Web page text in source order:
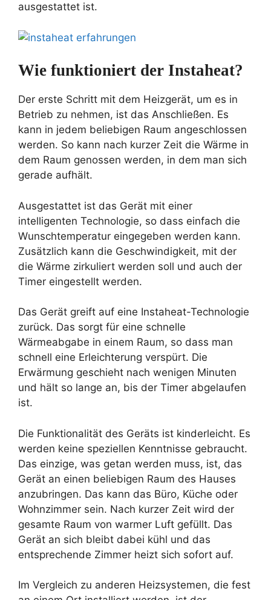
ausgestattet ist.
Wie funktioniert der Instaheat?
Der erste Schritt mit dem Heizgerät, um es in
Betrieb zu nehmen, ist das Anschließen. Es
kann in jedem beliebigen Raum angeschlossen
werden. So kann nach kurzer Zeit die Wärme in
dem Raum genossen werden, in dem man sich
gerade aufhält.
Ausgestattet ist das Gerät mit einer
intelligenten Technologie, so dass einfach die
Wunschtemperatur eingegeben werden kann.
Zusätzlich kann die Geschwindigkeit, mit der
die Wärme zirkuliert werden soll und auch der
Timer eingestellt werden.
Das Gerät greift auf eine Instaheat-Technologie
zurück. Das sorgt für eine schnelle
Wärmeabgabe in einem Raum, so dass man
schnell eine Erleichterung verspürt. Die
Erwärmung geschieht nach wenigen Minuten
und hält so lange an, bis der Timer abgelaufen
ist.
Die Funktionalität des Geräts ist kinderleicht. Es
werden keine speziellen Kenntnisse gebraucht.
Das einzige, was getan werden muss, ist, das
Gerät an einen beliebigen Raum des Hauses
anzubringen. Das kann das Büro, Küche oder
Wohnzimmer sein. Nach kurzer Zeit wird der
gesamte Raum von warmer Luft gefüllt. Das
Gerät an sich bleibt dabei kühl und das
entsprechende Zimmer heizt sich sofort auf.
Im Vergleich zu anderen Heizsystemen, die fest